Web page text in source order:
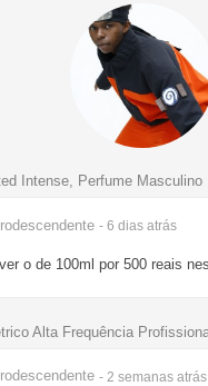
Intense, Perfume Masculino
- 6 dias atrás
o de 100ml por 500 reais
Alta Frequência
- 2 semanas atrás